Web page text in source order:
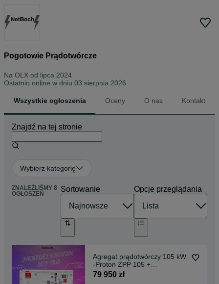
Pogotowie Prądotwórcze
Na OLX od lipca 2024
Ostatnio online w dniu 03 sierpnia 2026
Wszystkie ogłoszenia Oceny O nas Kontakt
Znajdź na tej stronie
Wybierz kategorię
ZNALEŹLIŚMY 8
OGŁOSZEŃ
Sortowanie Opcje przeglądania
Agregat prądotwórczy 105 kW
-Proton ZPP 105 +
Automatyka SZR
79 950 zł